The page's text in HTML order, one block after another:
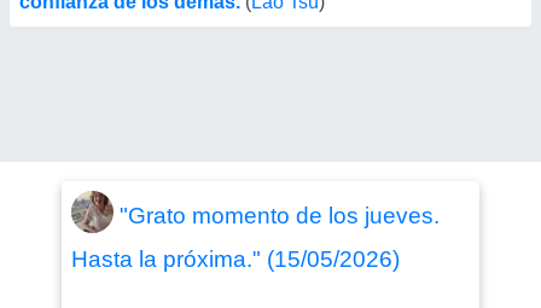
"Grato momento de los jueves.
Hasta la próxima." (15/05/2026)